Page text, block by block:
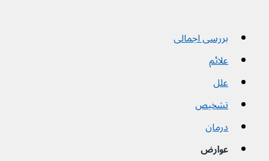
بررسی اجمالی
علائم
علل
تشخیص
درمان
عوارض